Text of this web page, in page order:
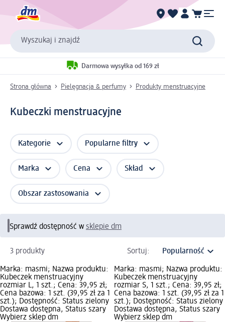
Wyszukaj i znajdź
Darmowa wysyłka od 169 zł
Strona główna Pielęgnacja & perfumy Produkty menstruacyjne
Kubeczki menstruacyjne
Kategorie Popularne filtry
Marka Cena Skład
Obszar zastosowania
Sprawdź dostępność w sklepie dm
3 produkty Sortuj:
Marka: masmi; Nazwa produktu:
Kubeczek menstruacyjny
rozmiar L, 1 szt.; Cena: 39,95 zł;
Cena bazowa: 1 szt. (39,95 zł za 1
szt.); Dostępność: Status zielony
Dostawa dostępna, Status szary
Wybierz sklep dm
Marka: masmi; Nazwa produktu:
Kubeczek menstruacyjny
rozmiar S, 1 szt.; Cena: 39,95 zł;
Cena bazowa: 1 szt. (39,95 zł za 1
szt.); Dostępność: Status zielony
Dostawa dostępna, Status szary
Wybierz sklep dm